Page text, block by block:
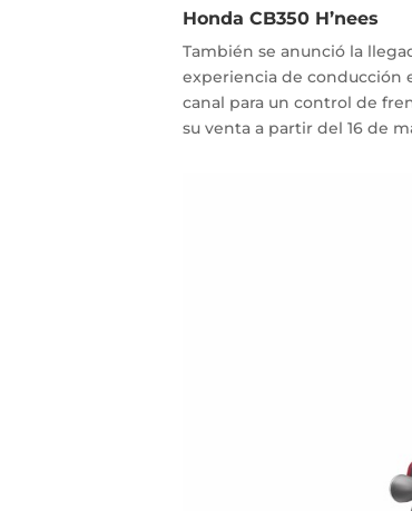
Honda CB350 H’nees
También se anunció la
experiencia de conducción
canal para un control de
su venta a partir del 16 de